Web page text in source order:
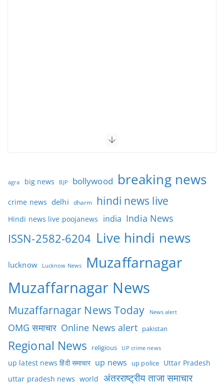
agra big news BJP bollywood breaking news
crime news delhi dharm hindi news live
Hindi news live poojanews india India News
ISSN-2582-6204 Live hindi news
lucknow Lucknow News Muzaffarnagar
Muzaffarnagar News
Muzaffarnagar News Today News alert
OMG समाचार Online News alert pakistan
Regional News religious UP crime news
up latest news हिंदी समाचार up news up police Uttar Pradesh
uttar pradesh news world अंतरराष्ट्रीय ताजा समाचार